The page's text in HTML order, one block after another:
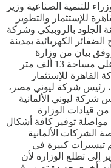
للتنمية الصناعية وزير
للإستثمار والتطوير
الجلود بالروبيكي وشركة
الكهربائية بمدينة
مليون يورو. ووفق بيان من وزارة
الصناعة المصرية فإن المشروع سيقام على مساحة 13 ألف متر
للإستثمار
رئيس شركة ليوني مصر،
شركة ليوني الألمانية
قيادات الوزارة
توفير كافة أشكال
الشركات الألمانية
تيسيرات كبيرة في
إلى تطلع الوزارة لأن